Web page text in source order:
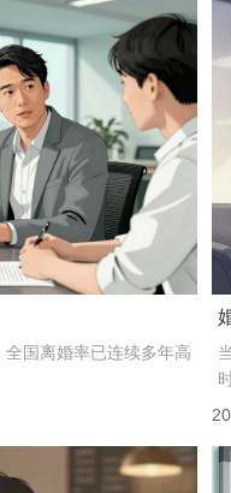
国离婚率已连续多年高